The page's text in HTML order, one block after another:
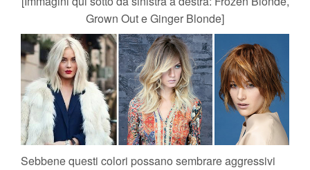
Grown Out e Ginger Blonde]
Sebbene questi colori possano sembrare aggressivi